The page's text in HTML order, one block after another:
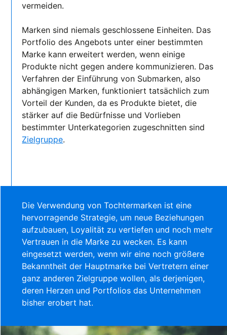
vermeiden.
Marken sind niemals geschlossene Einheiten. Das
Portfolio des Angebots unter einer bestimmten
Marke kann erweitert werden, wenn einige
Produkte nicht gegen andere kommunizieren. Das
Verfahren der Einführung von Submarken, also
abhängigen Marken, funktioniert tatsächlich zum
Vorteil der Kunden, da es Produkte bietet, die
stärker auf die Bedürfnisse und Vorlieben
bestimmter Unterkategorien zugeschnitten sind
Zielgruppe.
Die Verwendung von Tochtermarken ist eine
hervorragende Strategie, um neue Beziehungen
aufzubauen, Loyalität zu vertiefen und noch mehr
Vertrauen in die Marke zu wecken. Es kann
eingesetzt werden, wenn wir eine noch größere
Bekanntheit der Hauptmarke bei Vertretern einer
ganz anderen Zielgruppe wollen, als derjenigen,
deren Herzen und Portfolios das Unternehmen
bisher erobert hat.